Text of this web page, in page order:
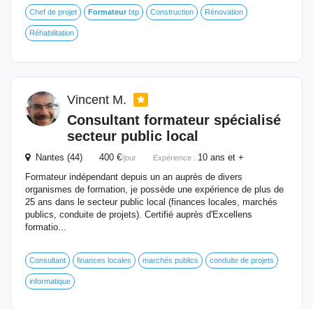
Chef de projet Formateur btp Construction Rénovation
Réhabilitation
Vincent M.
Consultant formateur spécialisé
secteur public local
Nantes (44) 400 €/jour Expérience : 10 ans et +
Formateur indépendant depuis un an auprès de divers
organismes de formation, je possède une expérience de plus de
25 ans dans le secteur public local (finances locales, marchés
publics, conduite de projets). Certifié auprès d'Excellens
formatio...
Consultant finances locales marchés publics conduite de projets
informatique